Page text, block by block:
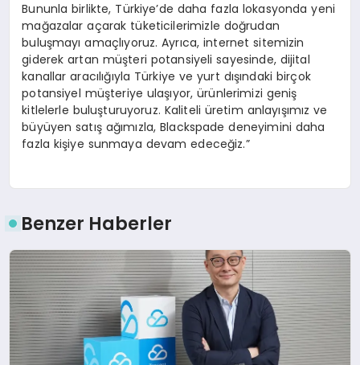
Bununla birlikte, Türkiye’de daha fazla lokasyonda yeni
mağazalar açarak tüketicilerimizle doğrudan
buluşmayı amaçlıyoruz. Ayrıca, internet sitemizin
giderek artan müşteri potansiyeli sayesinde, dijital
kanallar aracılığıyla Türkiye ve yurt dışındaki birçok
potansiyel müşteriye ulaşıyor, ürünlerimizi geniş
kitlelerle buluşturuyoruz. Kaliteli üretim anlayışımız ve
büyüyen satış ağımızla, Blackspade deneyimini daha
fazla kişiye sunmaya devam edeceğiz.”
Benzer Haberler